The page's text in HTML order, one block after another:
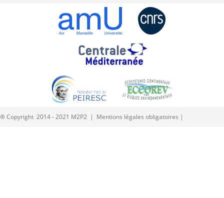
® Copyright 2014 - 2021 M2P2 | Mentions légales obligatoires |